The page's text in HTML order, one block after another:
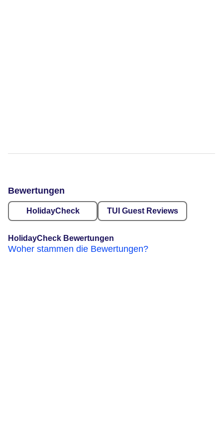
Bewertungen
HolidayCheck TUI Guest Reviews
HolidayCheck Bewertungen
Woher stammen die Bewertungen?